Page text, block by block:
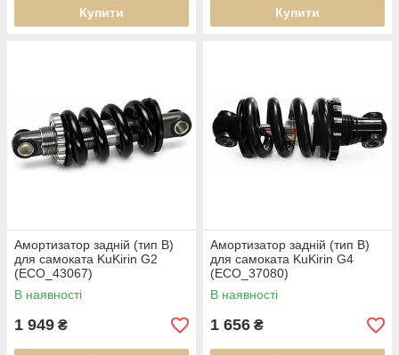
Купити Купити
Амортизатор задній (тип B)
для самоката KuKirin G2
(ECO_43067)
В наявності
1 949 ₴
Амортизатор задній (тип B)
для самоката KuKirin G4
(ECO_37080)
В наявності
1 656 ₴